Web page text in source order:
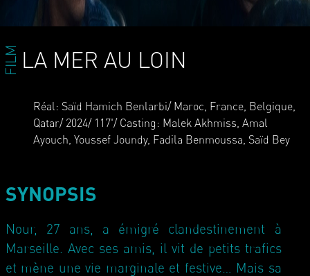
FILM LA MER AU LOIN
Réal: Saïd Hamich Benlarbi/ Maroc, France, Belgique,
Qatar/ 2024/ 117'/ Casting: Malek Akhmiss, Amal
Ayouch, Youssef Joundy, Fadila Benmoussa, Saïd Bey
SYNOPSIS
Nour, 27 ans, a émigré clandestinement à
Marseille. Avec ses amis, il vit de petits trafics
et mène une vie marginale et festive… Mais sa